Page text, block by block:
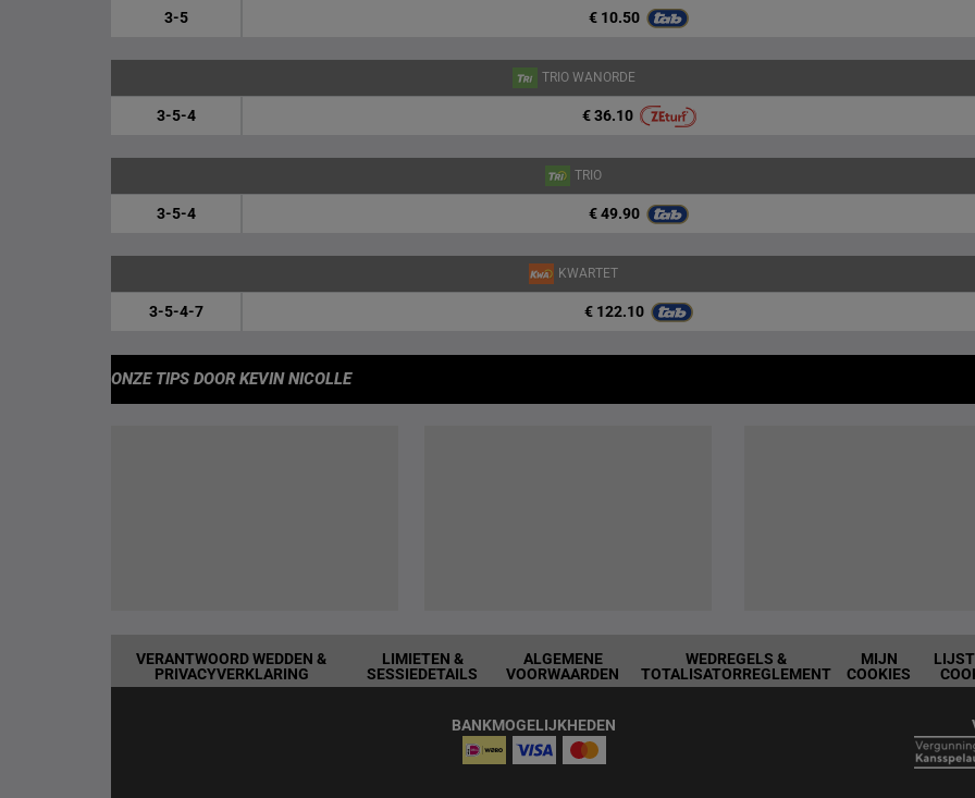
3-5 € 10.50
TRIO WANORDE
3-5-4 € 36.10
TRIO
3-5-4 € 49.90
KWARTET
3-5-4-7 € 122.10
ONZE TIPS DOOR KEVIN NICOLLE
VERANTWOORD WEDDEN &
PRIVACYVERKLARING
LIMIETEN &
SESSIEDETAILS
ALGEMENE
VOORWAARDEN
WEDREGELS &
TOTALISATORREGLEMENT
MIJN
COOKIES
BANKMOGELIJKHEDEN